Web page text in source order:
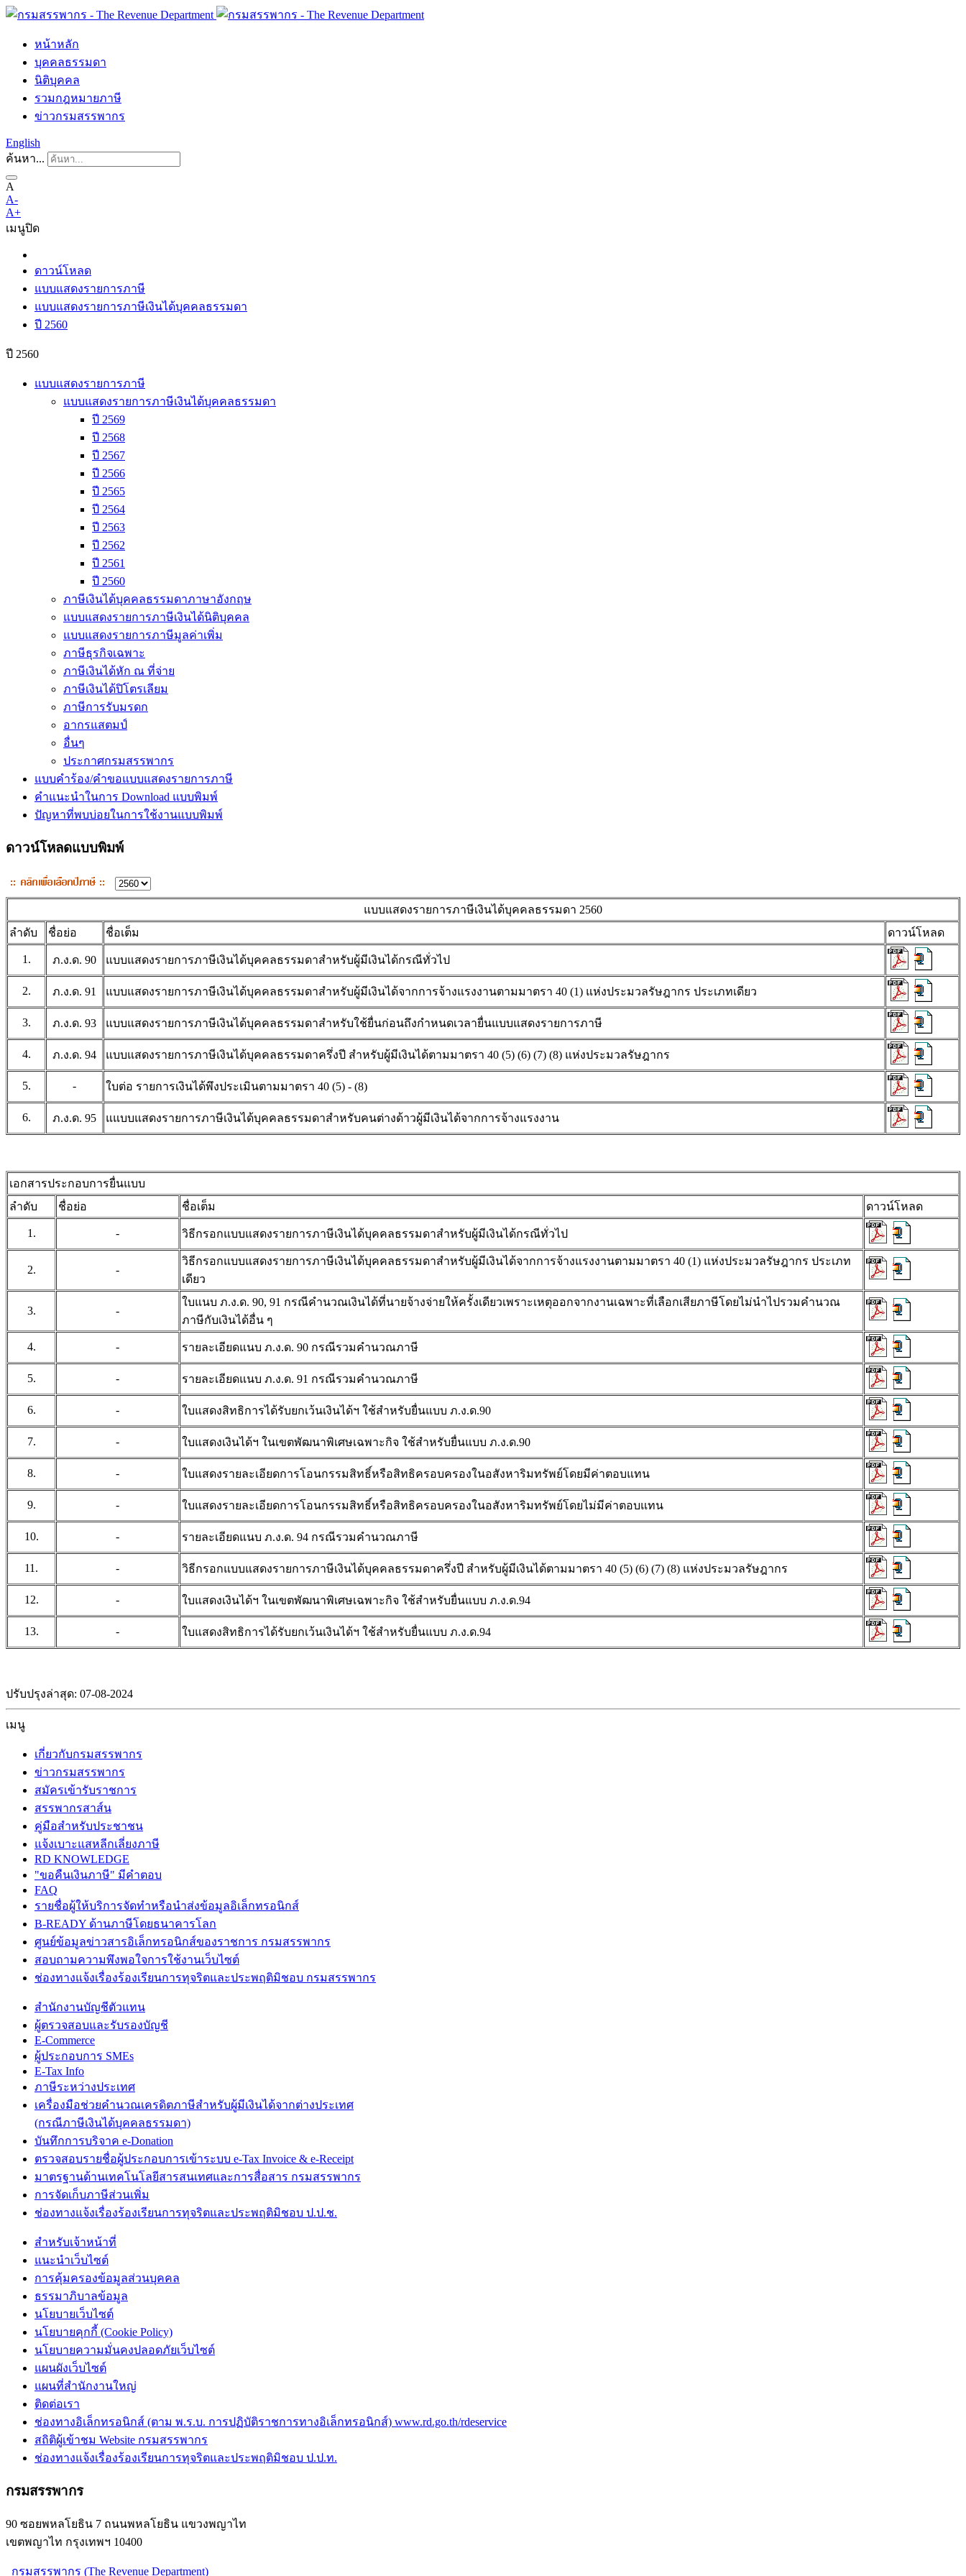
หน้าหลัก
บุคคลธรรมดา
นิติบุคคล
รวมกฎหมายภาษี
ข่าวกรมสรรพากร
English
ค้นหา...
A
A-
A+
เมนูปิด
ดาวน์โหลด
แบบแสดงรายการภาษี
แบบแสดงรายการภาษีเงินได้บุคคลธรรมดา
ปี 2560
ปี 2560
แบบแสดงรายการภาษี
แบบแสดงรายการภาษีเงินได้บุคคลธรรมดา
ปี 2569
ปี 2568
ปี 2567
ปี 2566
ปี 2565
ปี 2564
ปี 2563
ปี 2562
ปี 2561
ปี 2560
ภาษีเงินได้บุคคลธรรมดาภาษาอังกฤษ
แบบแสดงรายการภาษีเงินได้นิติบุคคล
แบบแสดงรายการภาษีมูลค่าเพิ่ม
ภาษีธุรกิจเฉพาะ
ภาษีเงินได้หัก ณ ที่จ่าย
ภาษีเงินได้ปิโตรเลียม
ภาษีการรับมรดก
อากรแสตมป์
อื่นๆ
ประกาศกรมสรรพากร
แบบคำร้อง/คำขอแบบแสดงรายการภาษี
คำแนะนำในการ Download แบบพิมพ์
ปัญหาที่พบบ่อยในการใช้งานแบบพิมพ์
ดาวน์โหลดแบบพิมพ์
แบบแสดงรายการภาษีเงินได้บุคคลธรรมดา 2560
ลำดับ
ชื่อย่อ ชื่อเต็ม ดาวน์โหลด
1. ภ.ง.ด. 90 แบบแสดงรายการภาษีเงินได้บุคคลธรรมดาสำหรับผู้มีเงินได้กรณีทั่วไป
2. ภ.ง.ด. 91 แบบแสดงรายการภาษีเงินได้บุคคลธรรมดาสำหรับผู้มีเงินได้จากการจ้างแรงงานตามมาตรา 40 (1) แห่งประมวลรัษฎากร ประเภทเดียว
3. ภ.ง.ด. 93 แบบแสดงรายการภาษีเงินได้บุคคลธรรมดาสำหรับใช้ยื่นก่อนถึงกำหนดเวลายื่นแบบแสดงรายการภาษี
4. ภ.ง.ด. 94 แบบแสดงรายการภาษีเงินได้บุคคลธรรมดาครึ่งปี สำหรับผู้มีเงินได้ตามมาตรา 40 (5) (6) (7) (8) แห่งประมวลรัษฎากร
5. - ใบต่อ รายการเงินได้พึงประเมินตามมาตรา 40 (5) - (8)
6. ภ.ง.ด. 95 แแบบแสดงรายการภาษีเงินได้บุคคลธรรมดาสำหรับคนต่างด้าวผู้มีเงินได้จากการจ้างแรงงาน
เอกสารประกอบการยื่นแบบ
ลำดับ
ชื่อย่อ ชื่อเต็ม ดาวน์โหลด
1. - วิธีกรอกแบบแสดงรายการภาษีเงินได้บุคคลธรรมดาสำหรับผู้มีเงินได้กรณีทั่วไป
2. -
วิธีกรอกแบบแสดงรายการภาษีเงินได้บุคคลธรรมดาสำหรับผู้มีเงินได้จากการจ้างแรงงานตามมาตรา 40 (1) แห่งประมวลรัษฎากร ประเภท
เดียว
3. -
ใบแนบ ภ.ง.ด. 90, 91 กรณีคำนวณเงินได้ที่นายจ้างจ่ายให้ครั้งเดียวเพราะเหตุออกจากงานเฉพาะที่เลือกเสียภาษีโดยไม่นำไปรวมคำนวณ
ภาษีกับเงินได้อื่น ๆ
4. - รายละเอียดแนบ ภ.ง.ด. 90 กรณีรวมคำนวณภาษี
5. - รายละเอียดแนบ ภ.ง.ด. 91 กรณีรวมคำนวณภาษี
6. - ใบแสดงสิทธิการได้รับยกเว้นเงินได้ฯ ใช้สำหรับยื่นแบบ ภ.ง.ด.90
7. - ใบแสดงเงินได้ฯ ในเขตพัฒนาพิเศษเฉพาะกิจ ใช้สำหรับยื่นแบบ ภ.ง.ด.90
8. - ใบแสดงรายละเอียดการโอนกรรมสิทธิ์หรือสิทธิครอบครองในอสังหาริมทรัพย์โดยมีค่าตอบแทน
9. - ใบแสดงรายละเอียดการโอนกรรมสิทธิ์หรือสิทธิครอบครองในอสังหาริมทรัพย์โดยไม่มีค่าตอบแทน
10. - รายละเอียดแนบ ภ.ง.ด. 94 กรณีรวมคำนวณภาษี
11. - วิธีกรอกแบบแสดงรายการภาษีเงินได้บุคคลธรรมดาครึ่งปี สำหรับผู้มีเงินได้ตามมาตรา 40 (5) (6) (7) (8) แห่งประมวลรัษฎากร
12. - ใบแสดงเงินได้ฯ ในเขตพัฒนาพิเศษเฉพาะกิจ ใช้สำหรับยื่นแบบ ภ.ง.ด.94
13. - ใบแสดงสิทธิการได้รับยกเว้นเงินได้ฯ ใช้สำหรับยื่นแบบ ภ.ง.ด.94
ปรับปรุงล่าสุด: 07-08-2024
เมนู
เกี่ยวกับกรมสรรพากร
ข่าวกรมสรรพากร
สมัครเข้ารับราชการ
สรรพากรสาส์น
คู่มือสำหรับประชาชน
แจ้งเบาะแสหลีกเลี่ยงภาษี
RD KNOWLEDGE
"ขอคืนเงินภาษี" มีคำตอบ
FAQ
รายชื่อผู้ให้บริการจัดทำหรือนำส่งข้อมูลอิเล็กทรอนิกส์
B-READY ด้านภาษีโดยธนาคารโลก
ศูนย์ข้อมูลข่าวสารอิเล็กทรอนิกส์ของราชการ กรมสรรพากร
สอบถามความพึงพอใจการใช้งานเว็บไซต์
ช่องทางแจ้งเรื่องร้องเรียนการทุจริตและประพฤติมิชอบ กรมสรรพากร
สำนักงานบัญชีตัวแทน
ผู้ตรวจสอบและรับรองบัญชี
E-Commerce
ผู้ประกอบการ SMEs
E-Tax Info
ภาษีระหว่างประเทศ
เครื่องมือช่วยคำนวณเครดิตภาษีสำหรับผู้มีเงินได้จากต่างประเทศ
(กรณีภาษีเงินได้บุคคลธรรมดา)
บันทึกการบริจาค e-Donation
ตรวจสอบรายชื่อผู้ประกอบการเข้าระบบ e-Tax Invoice & e-Receipt
มาตรฐานด้านเทคโนโลยีสารสนเทศและการสื่อสาร กรมสรรพากร
การจัดเก็บภาษีส่วนเพิ่ม
ช่องทางแจ้งเรื่องร้องเรียนการทุจริตและประพฤติมิชอบ ป.ป.ช.
สำหรับเจ้าหน้าที่
แนะนำเว็บไซต์
การคุ้มครองข้อมูลส่วนบุคคล
ธรรมาภิบาลข้อมูล
นโยบายเว็บไซต์
นโยบายคุกกี้ (Cookie Policy)
นโยบายความมั่นคงปลอดภัยเว็บไซต์
แผนผังเว็บไซต์
แผนที่สำนักงานใหญ่
ติดต่อเรา
ช่องทางอิเล็กทรอนิกส์ (ตาม พ.ร.บ. การปฏิบัติราชการทางอิเล็กทรอนิกส์) www.rd.go.th/rdeservice
สถิติผู้เข้าชม Website กรมสรรพากร
ช่องทางแจ้งเรื่องร้องเรียนการทุจริตและประพฤติมิชอบ ป.ป.ท.
กรมสรรพากร
90 ซอยพหลโยธิน 7 ถนนพหลโยธิน แขวงพญาไท
เขตพญาไท กรุงเทพฯ 10400
กรมสรรพากร (The Revenue Department)